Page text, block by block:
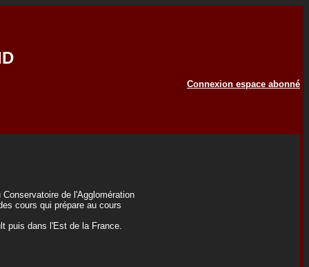
Connexion espace abonné
de l'Agglomération
cours qui prépare au cours
puis dans l'Est de la France.